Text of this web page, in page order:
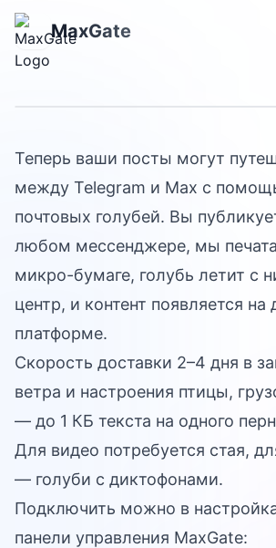
MaxGate
Орнитологический
кросспостинг
Теперь ваши посты могут
между Telegram и Max с
почтовых голубей. Вы
любом мессенджере, мы
микро-бумаге, голубь летит с
центр, и контент появляется на
платформе.
Скорость доставки 2–4 дня в
ветра и настроения птицы,
— до 1 КБ текста на одного
Для видео потребуется стая,
— голуби с диктофонами.
Подключить можно в
панели управления MaxGate: